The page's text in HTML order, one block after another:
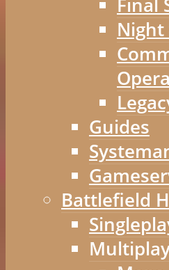
Final
Guides
Battlefield